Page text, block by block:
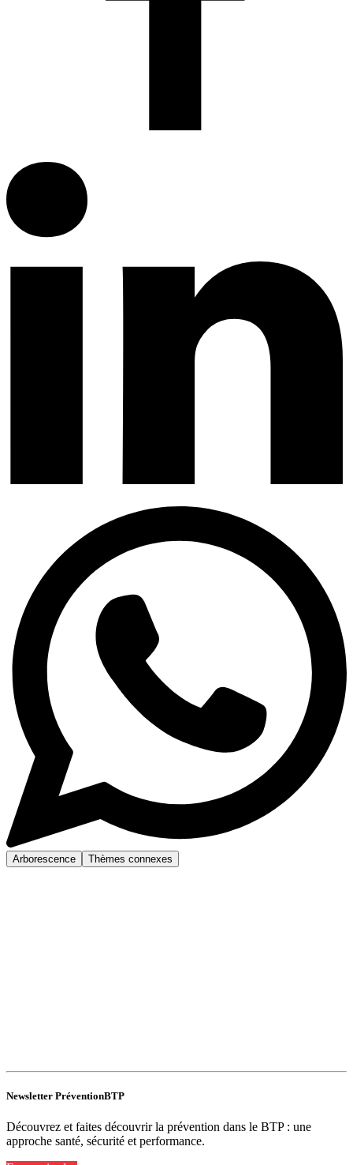
Arborescence Thèmes connexes
Newsletter PréventionBTP
Découvrez et faites découvrir la prévention dans le BTP : une
approche santé, sécurité et performance.